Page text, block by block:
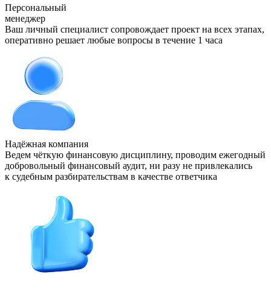
Персональный
менеджер
Ваш личный специалист сопровождает проект на всех этапах,
оперативно решает любые вопросы в течение 1 часа
Надёжная компания
Ведем чёткую финансовую дисциплину, проводим ежегодный
добровольный финансовый аудит, ни разу не привлекались
к судебным разбирательствам в качестве ответчика